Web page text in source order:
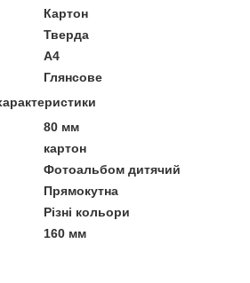
Картон
Тверда
А4
Глянсове
80 мм
картон
Фотоальбом дитячий
Прямокутна
Різні кольори
160 мм